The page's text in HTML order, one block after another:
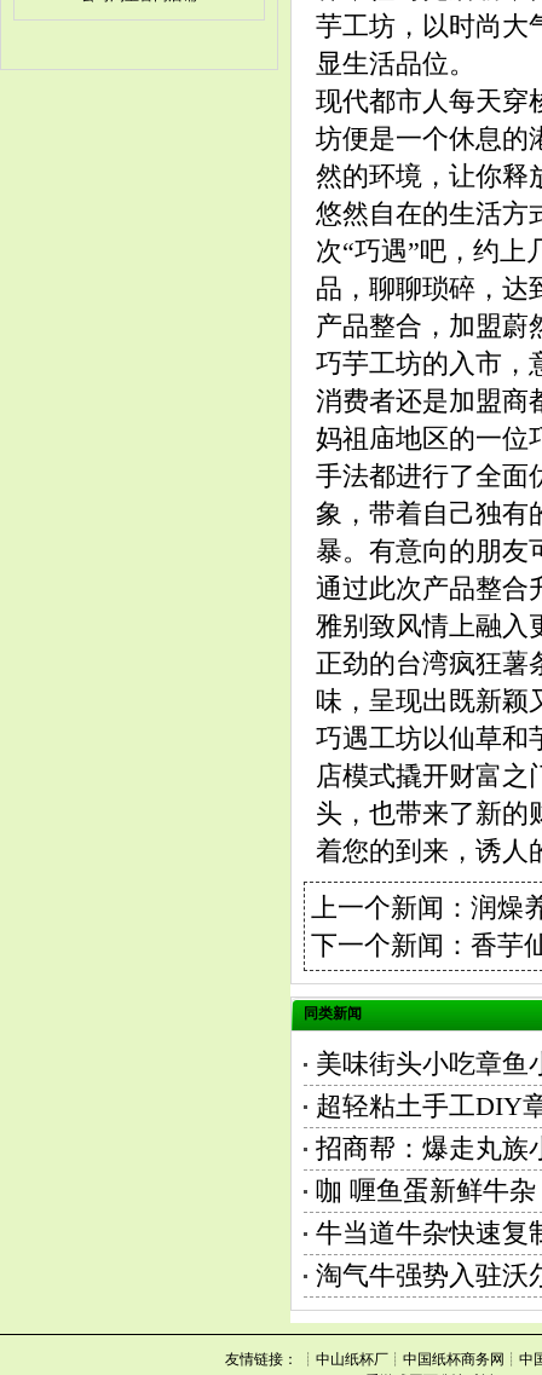
芋工坊，以时尚大
显生活品位。
现代都市人每天穿
坊便是一个休息的
然的环境，让你释
悠然自在的生活方
次“巧遇”吧，约上
品，聊聊琐碎，达
产品整合，加盟蔚
巧芋工坊的入市，
消费者还是加盟商
妈祖庙地区的一位
手法都进行了全面
象，带着自己独有
暴。有意向的朋友
通过此次产品整合
雅别致风情上融入
正劲的台湾疯狂薯
味，呈现出既新颖
巧遇工坊以仙草和
店模式撬开财富之
头，也带来了新的
着您的到来，诱人
上一个新闻： 润燥
下一个新闻： 香芋
同类新闻
美味街头小吃章鱼
超轻粘土手工DIY
招商帮：爆走丸族
咖 喱鱼蛋新鲜牛
牛当道牛杂快速复
淘气牛强势入驻沃
友情链接： ┊中山纸杯厂┊中国纸杯商务网┊